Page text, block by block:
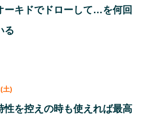
ーキドでドローして…を何回
る
土)
性を控えの時も使えれば最高